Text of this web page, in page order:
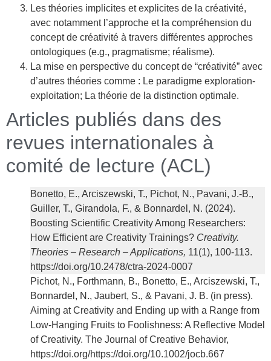
Les théories implicites et explicites de la créativité,
avec notamment l’approche et la compréhension du
concept de créativité à travers différentes approches
ontologiques (e.g., pragmatisme; réalisme).
La mise en perspective du concept de “créativité” avec
d’autres théories comme : Le paradigme exploration-
exploitation; La théorie de la distinction optimale.
Articles publiés dans des
revues internationales à
comité de lecture (ACL)
Bonetto, E., Arciszewski, T., Pichot, N., Pavani, J.-B.,
Guiller, T., Girandola, F., & Bonnardel, N. (2024).
Boosting Scientific Creativity Among Researchers:
How Efficient are Creativity Trainings? Creativity.
Theories – Research – Applications, 11(1), 100-113.
https://doi.org/10.2478/ctra-2024-0007
Pichot, N., Forthmann, B., Bonetto, E., Arciszewski, T.,
Bonnardel, N., Jaubert, S., & Pavani, J. B. (in press).
Aiming at Creativity and Ending up with a Range from
Low-Hanging Fruits to Foolishness: A Reflective Model
of Creativity. The Journal of Creative Behavior,
https://doi.org/https://doi.org/10.1002/jocb.667